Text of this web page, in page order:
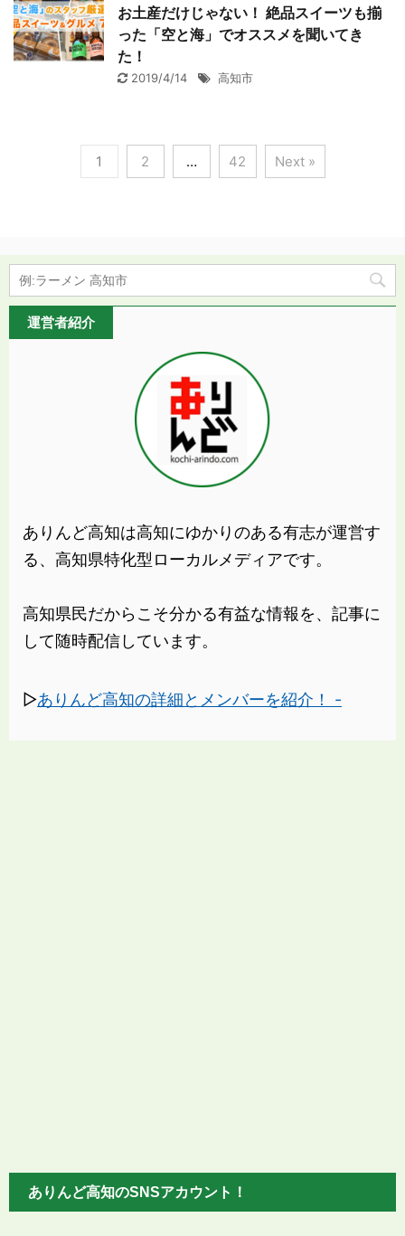
お土産だけじゃない！ 絶品スイーツも揃
った「空と海」でオススメを聞いてき
た！
2019/4/14 高知市
1 2 … 42 Next »
運営者紹介
ありんど高知は高知にゆかりのある有志が運営す
る、高知県特化型ローカルメディアです。
高知県民だからこそ分かる有益な情報を、記事に
して随時配信しています。
▷ありんど高知の詳細とメンバーを紹介！ -
ありんど高知のSNSアカウント！